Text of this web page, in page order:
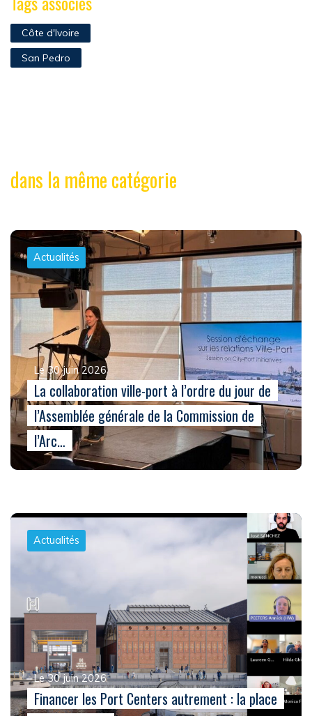
Côte d'Ivoire
San Pedro
dans la même catégorie
Actualités
Le 30 juin 2026
La collaboration ville-port à l’ordre du jour de
l’Assemblée générale de la Commission de
l’Arc…
Actualités
Le 30 juin 2026
Financer les Port Centers autrement : la place